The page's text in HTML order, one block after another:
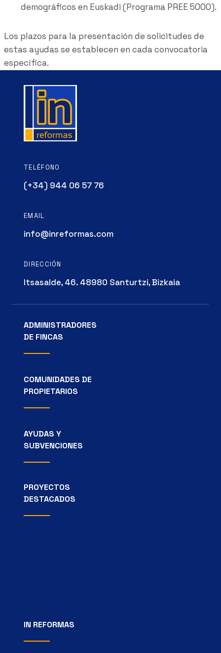
demográficos en Euskadi (Programa PREE 5000).
Los plazos para la presentación de solicitudes de
estas ayudas se establecen en cada convocatoria
específica.
TELÉFONO
(+34) 944 06 57 76
EMAIL
info@inreformas.com
DIRECCIÓN
Itsasalde, 46. 48980 Santurtzi, Bizkaia
ADMINISTRADORES
DE FINCAS
COMUNIDADES DE
PROPIETARIOS
AYUDAS Y
SUBVENCIONES
PROYECTOS
DESTACADOS
IN REFORMAS